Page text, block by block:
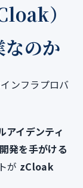
）
なのか
ンフラプロバ
アイデンティ
発を手がける
が zCloak